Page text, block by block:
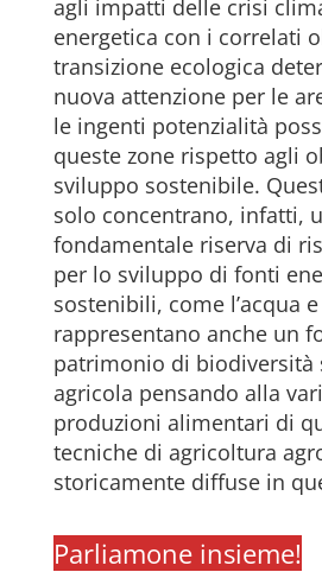
agli impatti delle crisi
energetica con i correlati
transizione ecologica
nuova attenzione per le
le ingenti potenzialità
queste zone rispetto agli
sviluppo sostenibile.
solo concentrano, infatti,
fondamentale riserva di
per lo sviluppo di fonti
sostenibili, come l’acqua
rappresentano anche un
patrimonio di biodiversità
agricola pensando alla
produzioni alimentari di
tecniche di agricoltura
storicamente diffuse in
Parliamone insieme!